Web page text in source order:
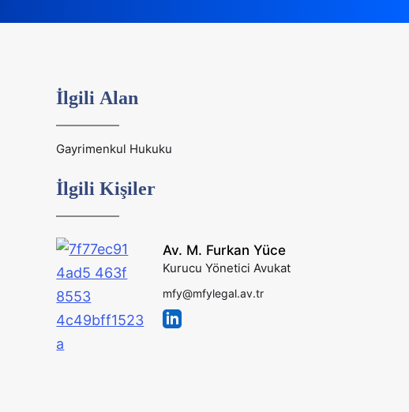
İlgili Alan
Gayrimenkul Hukuku
İlgili Kişiler
Av. M. Furkan Yüce
Kurucu Yönetici Avukat
mfy@mfylegal.av.tr